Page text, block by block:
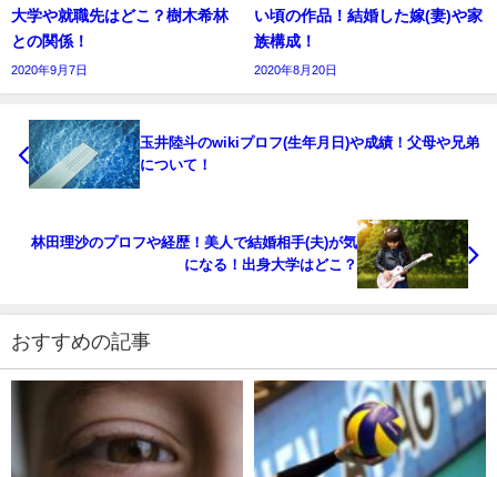
大学や就職先はどこ？樹木希林
との関係！
2020年9月7日
い頃の作品！結婚した嫁(妻)や家
族構成！
2020年8月20日
玉井陸斗のwikiプロフ(生年月日)や成績！父母や兄弟
について！
林田理沙のプロフや経歴！美人で結婚相手(夫)が気
になる！出身大学はどこ？
おすすめの記事